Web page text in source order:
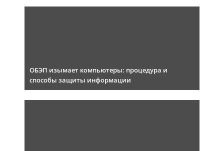
ОБЭП изымает компьютеры: процедура и
способы защиты информации